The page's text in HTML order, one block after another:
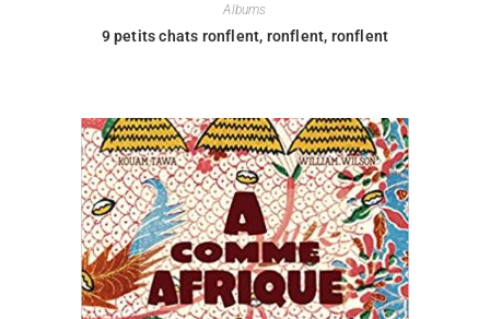
Albums
9 petits chats ronflent, ronflent, ronflent